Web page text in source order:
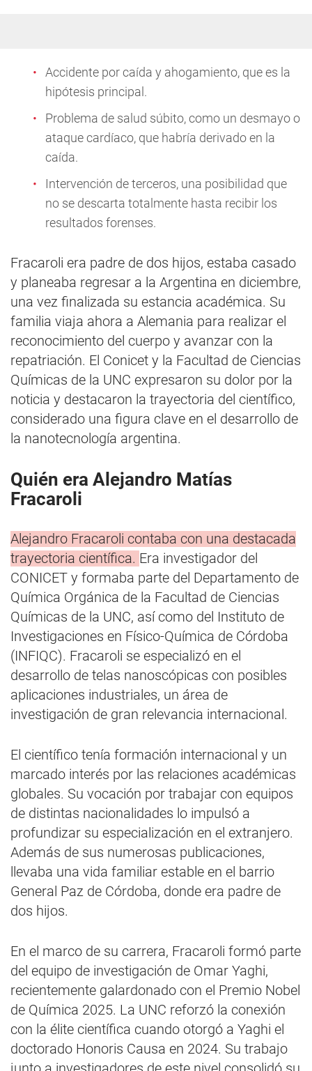
Accidente por caída y ahogamiento, que es la
hipótesis principal.
Problema de salud súbito, como un desmayo o
ataque cardíaco, que habría derivado en la
caída.
Intervención de terceros, una posibilidad que
no se descarta totalmente hasta recibir los
resultados forenses.
Fracaroli era padre de dos hijos, estaba casado
y planeaba regresar a la Argentina en diciembre,
una vez finalizada su estancia académica. Su
familia viaja ahora a Alemania para realizar el
reconocimiento del cuerpo y avanzar con la
repatriación. El Conicet y la Facultad de Ciencias
Químicas de la UNC expresaron su dolor por la
noticia y destacaron la trayectoria del científico,
considerado una figura clave en el desarrollo de
la nanotecnología argentina.
Quién era Alejandro Matías
Fracaroli
Alejandro Fracaroli contaba con una destacada
trayectoria científica. Era investigador del
CONICET y formaba parte del Departamento de
Química Orgánica de la Facultad de Ciencias
Químicas de la UNC, así como del Instituto de
Investigaciones en Físico-Química de Córdoba
(INFIQC). Fracaroli se especializó en el
desarrollo de telas nanoscópicas con posibles
aplicaciones industriales, un área de
investigación de gran relevancia internacional.
El científico tenía formación internacional y un
marcado interés por las relaciones académicas
globales. Su vocación por trabajar con equipos
de distintas nacionalidades lo impulsó a
profundizar su especialización en el extranjero.
Además de sus numerosas publicaciones,
llevaba una vida familiar estable en el barrio
General Paz de Córdoba, donde era padre de
dos hijos.
En el marco de su carrera, Fracaroli formó parte
del equipo de investigación de Omar Yaghi,
recientemente galardonado con el Premio Nobel
de Química 2025. La UNC reforzó la conexión
con la élite científica cuando otorgó a Yaghi el
doctorado Honoris Causa en 2024. Su trabajo